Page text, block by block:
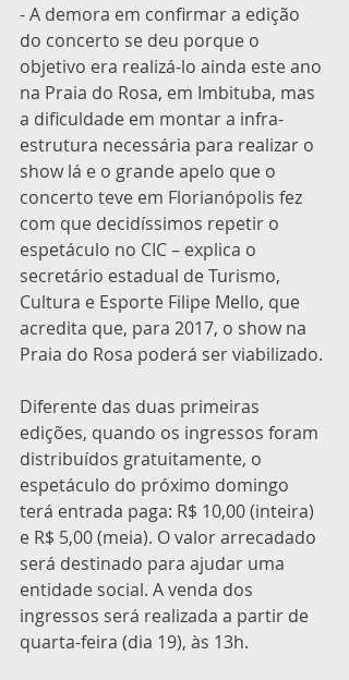
- A demora em confirmar a edição
do concerto se deu porque o
objetivo era realizá-lo ainda este ano
na Praia do Rosa, em Imbituba, mas
a dificuldade em montar a infra-
estrutura necessária para realizar o
show lá e o grande apelo que o
concerto teve em Florianópolis fez
com que decidíssimos repetir o
espetáculo no CIC – explica o
secretário estadual de Turismo,
Cultura e Esporte Filipe Mello, que
acredita que, para 2017, o show na
Praia do Rosa poderá ser viabilizado.
Diferente das duas primeiras
edições, quando os ingressos foram
distribuídos gratuitamente, o
espetáculo do próximo domingo
terá entrada paga: R$ 10,00 (inteira)
e R$ 5,00 (meia). O valor arrecadado
será destinado para ajudar uma
entidade social. A venda dos
ingressos será realizada a partir de
quarta-feira (dia 19), às 13h.